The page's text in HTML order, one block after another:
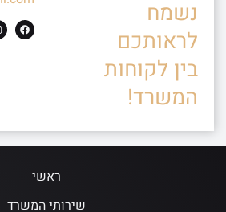
נשמח
לראותכם
בין לקוחות
המשרד!
ראשי
שירותי המשרד